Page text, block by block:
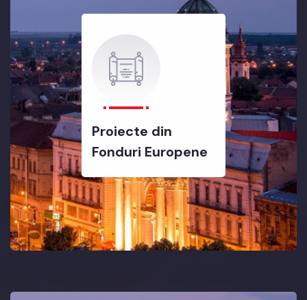
Proiecte din
Fonduri Europene